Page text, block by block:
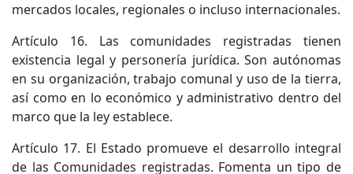
mercados locales, regionales o incluso internacionales.
Artículo 16. Las comunidades registradas tienen
existencia legal y personería jurídica. Son autónomas
en su organización, trabajo comunal y uso de la tierra,
así como en lo económico y administrativo dentro del
marco que la ley establece.
Artículo 17. El Estado promueve el desarrollo integral
de las Comunidades registradas. Fomenta un tipo de